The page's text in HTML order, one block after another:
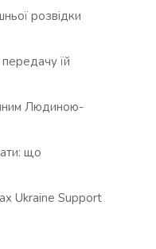
розвідки
їй
Людиною-
що
Ukraine Support